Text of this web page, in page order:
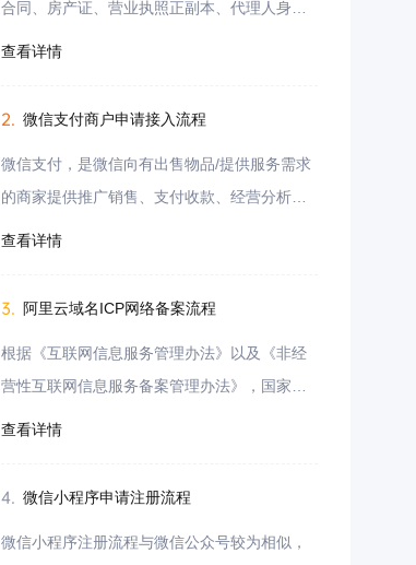
合同、房产证、营业执照正副本、代理人身份
证正反面、承诺书（由于我们公司其中一区域
查看详情
2. 微信支付商户申请接入流程
微信支付，是微信向有出售物品/提供服务需求
的商家提供推广销售、支付收款、经营分析的
整套解决方案，包括多种支付方式，如JSAPI支
查看详情
3. 阿里云域名ICP网络备案流程
根据《互联网信息服务管理办法》以及《非经
营性互联网信息服务备案管理办法》，国家对
非经营性互联网信息服务实行备案制度，对经
查看详情
4. 微信小程序申请注册流程
微信小程序注册流程与微信公众号较为相似，